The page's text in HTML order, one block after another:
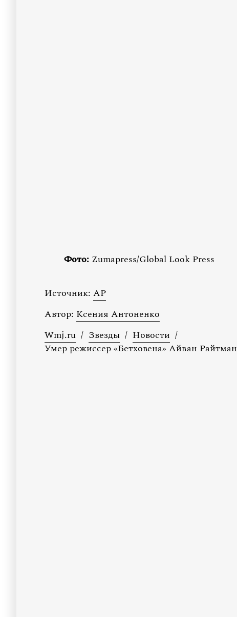
Фото:Zumapress/Global Look Press
Источник: AP
Автор: Ксения Антоненко
Wmj.ru / Звезды / Новости /
Умер режиссер «Бетховена» Айван Райтман